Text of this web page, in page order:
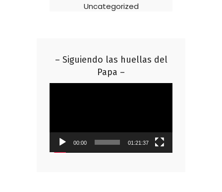
Uncategorized
– Siguiendo las huellas del
Papa –
00:00 01:21:37